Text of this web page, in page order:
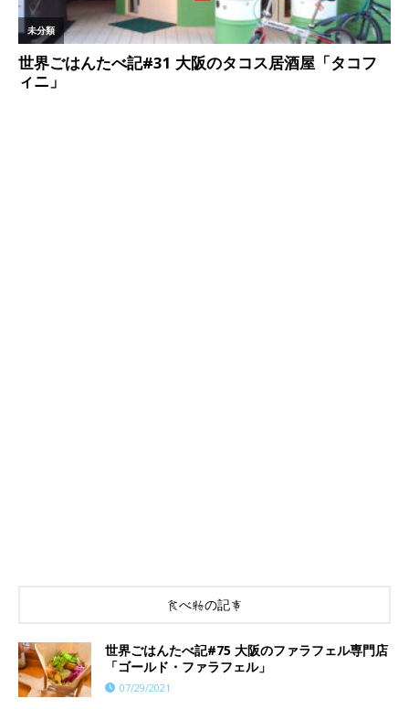
食べ物の記事
世界ごはんたべ記#75 大阪のファラフェル専門店
「ゴールド・ファラフェル」
07/29/2021